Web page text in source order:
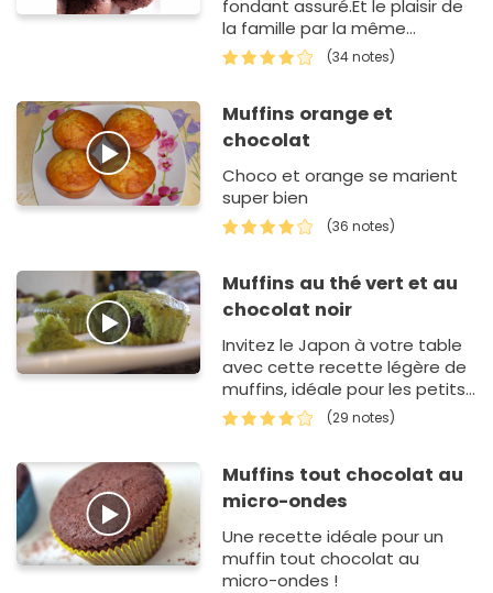
fondant assuré.Et le plaisir de
la famille par la même
occasion.
(34 notes)
Muffins orange et
chocolat
Choco et orange se marient
super bien
(36 notes)
Muffins au thé vert et au
chocolat noir
Invitez le Japon à votre table
avec cette recette légère de
muffins, idéale pour les petits
déjeuners ou pour un petit
creux...
(29 notes)
Muffins tout chocolat au
micro-ondes
Une recette idéale pour un
muffin tout chocolat au
micro-ondes !